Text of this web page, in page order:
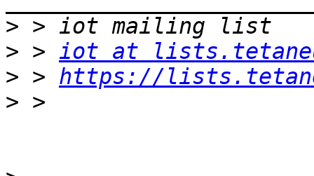
>
> > iot at
> > https://
>